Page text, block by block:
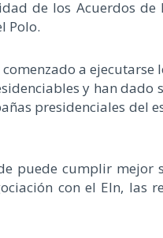
de los Acuerdos de
Polo.
a ejecutarse
y han dado
presidenciales del
puede cumplir mejor
con el Eln, las